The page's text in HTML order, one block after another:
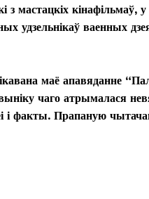
мастацкіх кінафільмаў,
удзельнікаў ваенных
маё апавяданне
чаго атрымалася
і факты. Прапаную